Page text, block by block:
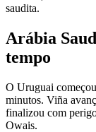
saudita.
Arábia
tempo
O Uruguai
minutos. Viña
finalizou com
Owais.